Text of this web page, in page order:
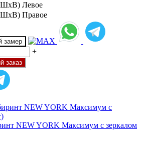
Левое
Правое
замер
+
заказ
NEW YORK Максимум с зеркалом